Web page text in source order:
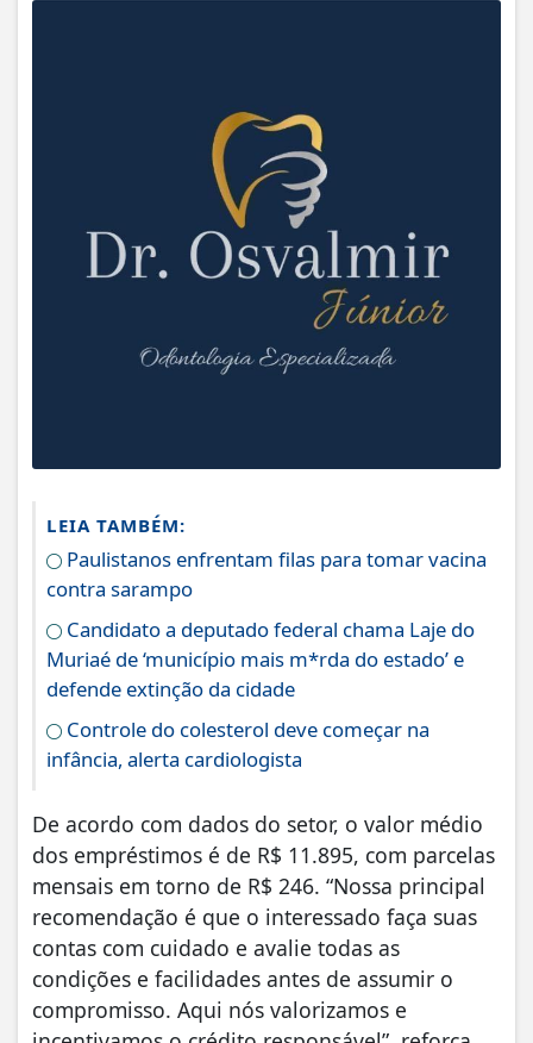
LEIA TAMBÉM:
Paulistanos enfrentam filas para tomar vacina
contra sarampo
Candidato a deputado federal chama Laje do
Muriaé de ‘município mais m*rda do estado’ e
defende extinção da cidade
Controle do colesterol deve começar na
infância, alerta cardiologista
De acordo com dados do setor, o valor médio
dos empréstimos é de R$ 11.895, com parcelas
mensais em torno de R$ 246. “Nossa principal
recomendação é que o interessado faça suas
contas com cuidado e avalie todas as
condições e facilidades antes de assumir o
compromisso. Aqui nós valorizamos e